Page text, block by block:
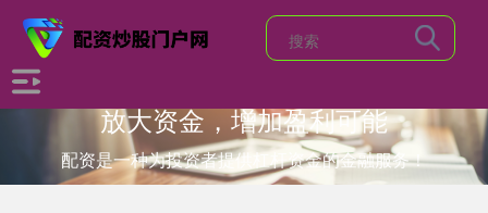
放大资金，增加盈利可能
配资是一种为投资者提供杠杆资金的金融服务！